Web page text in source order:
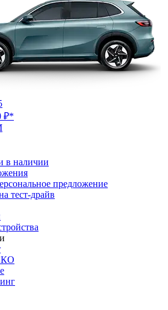
₽*
в наличии
предложение
тест-драйв